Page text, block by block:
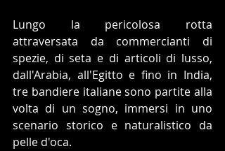
Lungo la pericolosa rotta
attraversata da commercianti di
spezie, di seta e di articoli di lusso,
dall'Arabia, all'Egitto e fino in India,
tre bandiere italiane sono partite alla
volta di un sogno, immersi in uno
scenario storico e naturalistico da
pelle d'oca.